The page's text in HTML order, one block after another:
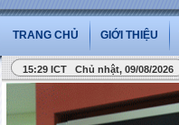
TRANG CHỦ GIỚI THIỆU
15:29 ICT Chủ nhật, 09/08/2026